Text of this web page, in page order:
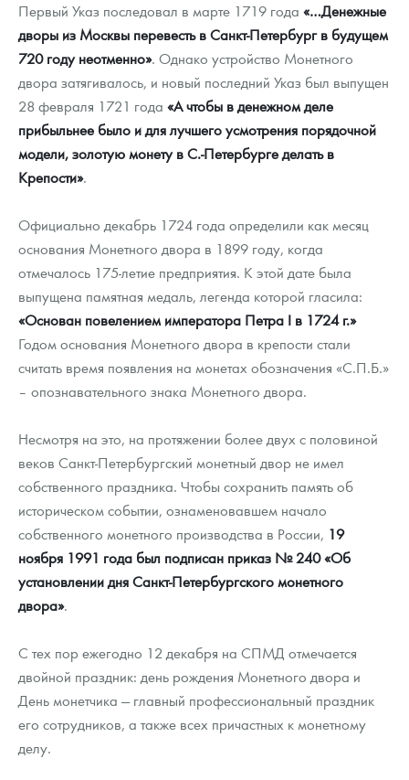
Ювелирные изделия
Русская нумизматика
Золотая карманная галерея
Наборы подарочных и коллекционных монет
Монеты и жетоны из недрагоценных металлов
Книги по нумизматике
Положение по обработке и защите персональных данных
Первый Указ последовал в марте 1719 года «…Денежные
дворы из Москвы перевесть в Санкт-Петербург в будущем
720 году неотменно». Однако устройство Монетного
двора затягивалось, и новый последний Указ был выпущен
28 февраля 1721 года «А чтобы в денежном деле
прибыльнее было и для лучшего усмотрения порядочной
модели, золотую монету в С.-Петербурге делать в
Крепости».
Официально декабрь 1724 года определили как месяц
основания Монетного двора в 1899 году, когда
отмечалось 175-летие предприятия. К этой дате была
выпущена памятная медаль, легенда которой гласила:
«Основан повелением императора Петра I в 1724 г.»
Годом основания Монетного двора в крепости стали
считать время появления на монетах обозначения «С.П.Б.»
– опознавательного знака Монетного двора.
Несмотря на это, на протяжении более двух с половиной
веков Санкт-Петербургский монетный двор не имел
собственного праздника. Чтобы сохранить память об
историческом событии, ознаменовавшем начало
собственного монетного производства в России, 19
ноября 1991 года был подписан приказ № 240 «Об
установлении дня Санкт-Петербургского монетного
двора».
С тех пор ежегодно 12 декабря на СПМД отмечается
двойной праздник: день рождения Монетного двора и
День монетчика — главный профессиональный праздник
его сотрудников, а также всех причастных к монетному
делу.